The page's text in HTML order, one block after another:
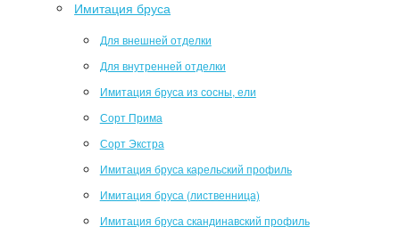
Имитация бруса
Для внешней отделки
Для внутренней отделки
Имитация бруса из сосны, ели
Сорт Прима
Сорт Экстра
Имитация бруса карельский профиль
Имитация бруса (лиственница)
Имитация бруса скандинавский профиль